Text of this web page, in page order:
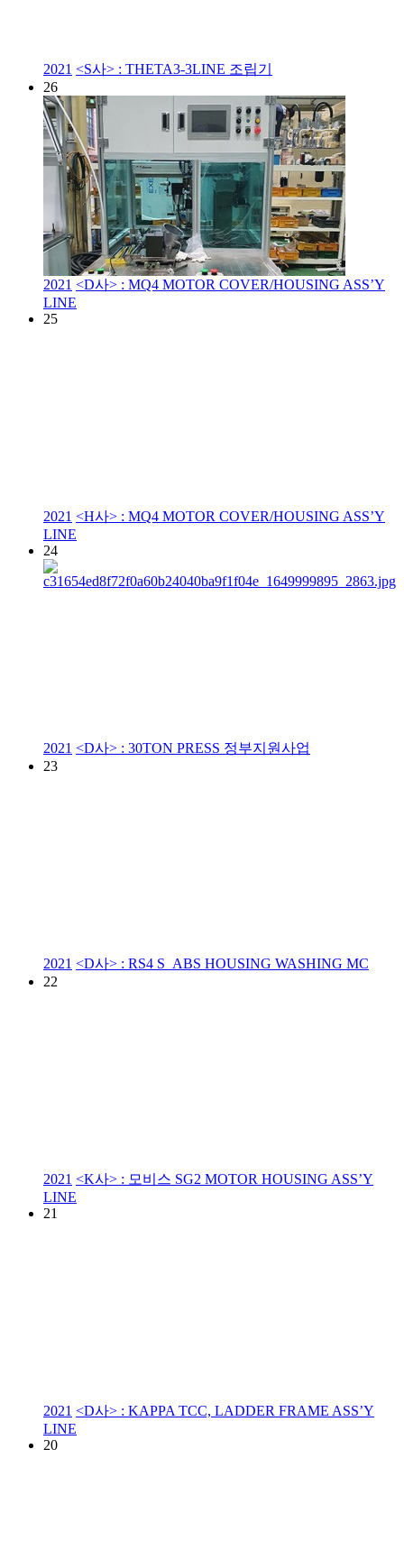
2021 <S사> : THETA3-3LINE 조립기
26
2021 <D사> : MQ4 MOTOR COVER/HOUSING ASS’Y
LINE
25
2021 <H사> : MQ4 MOTOR COVER/HOUSING ASS’Y
LINE
24
2021 <D사> : 30TON PRESS 정부지원사업
23
2021 <D사> : RS4 S_ABS HOUSING WASHING MC
22
2021 <K사> : 모비스 SG2 MOTOR HOUSING ASS’Y
LINE
21
2021 <D사> : KAPPA TCC, LADDER FRAME ASS’Y
LINE
20